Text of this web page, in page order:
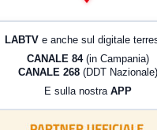
LABTV e anche sul digitale
CANALE 84 (in Campania)
CANALE 268 (DDT Nazionale)
E sulla nostra APP